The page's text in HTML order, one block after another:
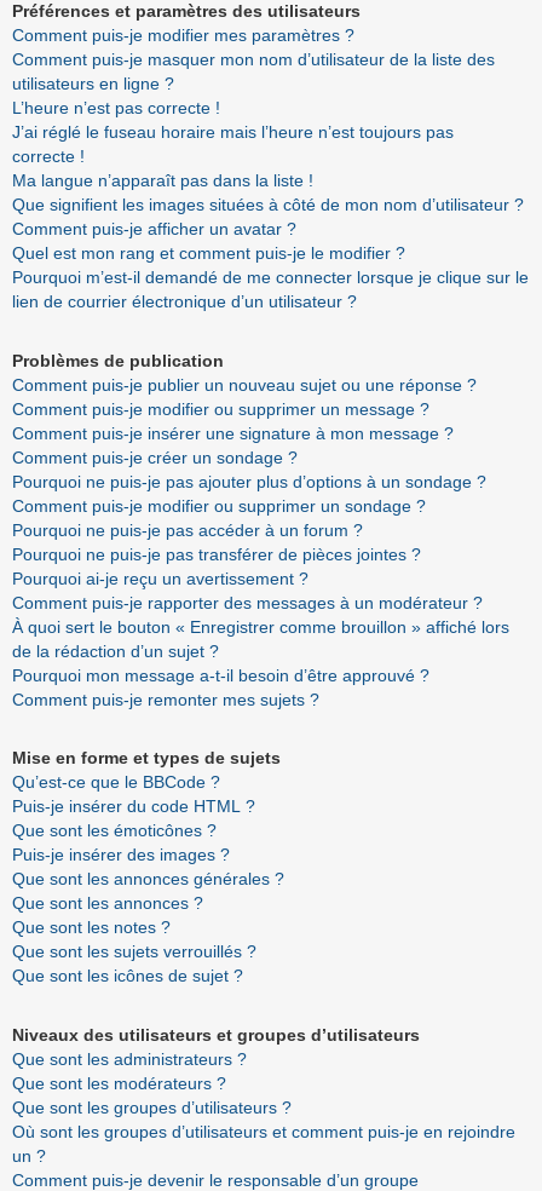
Préférences et paramètres des utilisateurs
Comment puis-je modifier mes paramètres ?
Comment puis-je masquer mon nom d’utilisateur de la liste des
utilisateurs en ligne ?
L’heure n’est pas correcte !
J’ai réglé le fuseau horaire mais l’heure n’est toujours pas
correcte !
Ma langue n’apparaît pas dans la liste !
Que signifient les images situées à côté de mon nom d’utilisateur ?
Comment puis-je afficher un avatar ?
Quel est mon rang et comment puis-je le modifier ?
Pourquoi m’est-il demandé de me connecter lorsque je clique sur le
lien de courrier électronique d’un utilisateur ?
Problèmes de publication
Comment puis-je publier un nouveau sujet ou une réponse ?
Comment puis-je modifier ou supprimer un message ?
Comment puis-je insérer une signature à mon message ?
Comment puis-je créer un sondage ?
Pourquoi ne puis-je pas ajouter plus d’options à un sondage ?
Comment puis-je modifier ou supprimer un sondage ?
Pourquoi ne puis-je pas accéder à un forum ?
Pourquoi ne puis-je pas transférer de pièces jointes ?
Pourquoi ai-je reçu un avertissement ?
Comment puis-je rapporter des messages à un modérateur ?
À quoi sert le bouton « Enregistrer comme brouillon » affiché lors
de la rédaction d’un sujet ?
Pourquoi mon message a-t-il besoin d’être approuvé ?
Comment puis-je remonter mes sujets ?
Mise en forme et types de sujets
Qu’est-ce que le BBCode ?
Puis-je insérer du code HTML ?
Que sont les émoticônes ?
Puis-je insérer des images ?
Que sont les annonces générales ?
Que sont les annonces ?
Que sont les notes ?
Que sont les sujets verrouillés ?
Que sont les icônes de sujet ?
Niveaux des utilisateurs et groupes d’utilisateurs
Que sont les administrateurs ?
Que sont les modérateurs ?
Que sont les groupes d’utilisateurs ?
Où sont les groupes d’utilisateurs et comment puis-je en rejoindre
un ?
Comment puis-je devenir le responsable d’un groupe